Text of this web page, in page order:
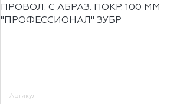
ПРОВОЛ. С АБРАЗ. ПОКР. 100 ММ
"ПРОФЕССИОНАЛ" ЗУБР
Артикул